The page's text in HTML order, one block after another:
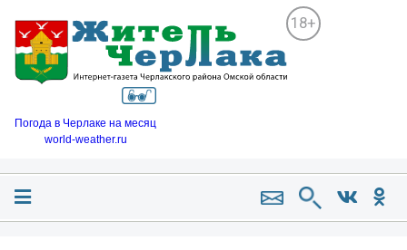
18+
Погода в Черлаке на месяц
world-weather.ru